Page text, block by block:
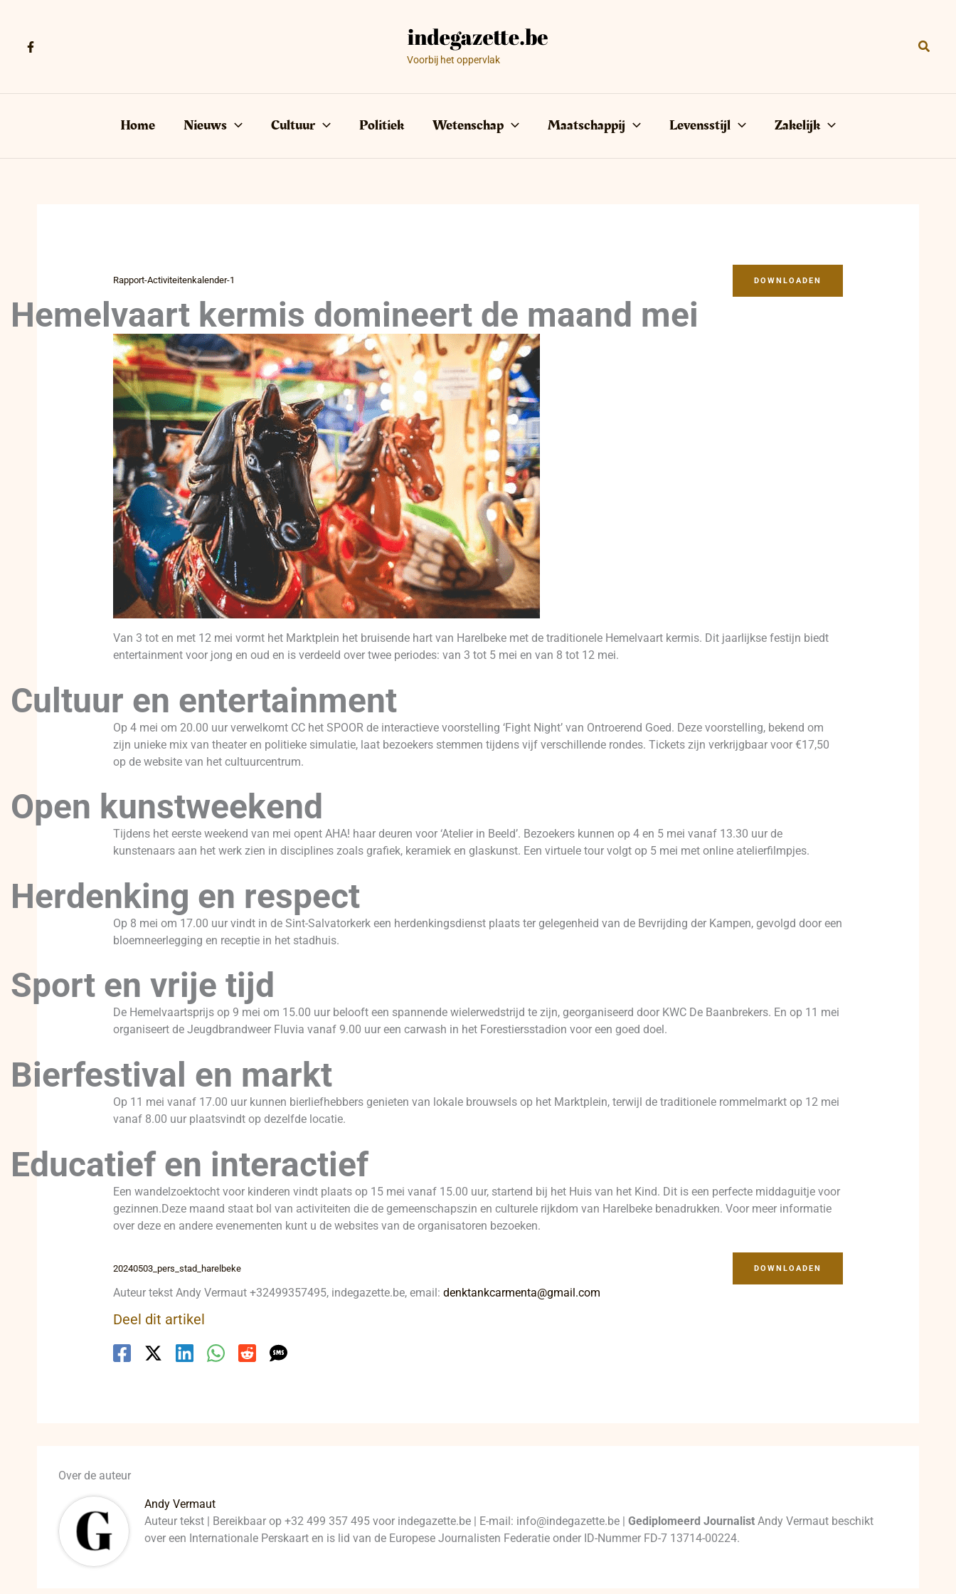
Voorbij het oppervlak
Home Nieuws Cultuur Politiek Wetenschap Maatschappij Levensstijl Zakelijk
Rapport-Activiteitenkalender-1 DOWNLOADEN
Hemelvaart kermis domineert de maand mei
Van 3 tot en met 12 mei vormt het Marktplein het bruisende hart van Harelbeke met de traditionele Hemelvaart kermis. Dit jaarlijkse festijn biedt
entertainment voor jong en oud en is verdeeld over twee periodes: van 3 tot 5 mei en van 8 tot 12 mei.
Cultuur en entertainment
Op 4 mei om 20.00 uur verwelkomt CC het SPOOR de interactieve voorstelling ‘Fight Night’ van Ontroerend Goed. Deze voorstelling, bekend om
zijn unieke mix van theater en politieke simulatie, laat bezoekers stemmen tijdens vijf verschillende rondes. Tickets zijn verkrijgbaar voor €17,50
op de website van het cultuurcentrum.
Open kunstweekend
Tijdens het eerste weekend van mei opent AHA! haar deuren voor ‘Atelier in Beeld’. Bezoekers kunnen op 4 en 5 mei vanaf 13.30 uur de
kunstenaars aan het werk zien in disciplines zoals grafiek, keramiek en glaskunst. Een virtuele tour volgt op 5 mei met online atelierfilmpjes.
Herdenking en respect
Op 8 mei om 17.00 uur vindt in de Sint-Salvatorkerk een herdenkingsdienst plaats ter gelegenheid van de Bevrijding der Kampen, gevolgd door een
bloemneerlegging en receptie in het stadhuis.
Sport en vrije tijd
De Hemelvaartsprijs op 9 mei om 15.00 uur belooft een spannende wielerwedstrijd te zijn, georganiseerd door KWC De Baanbrekers. En op 11 mei
organiseert de Jeugdbrandweer Fluvia vanaf 9.00 uur een carwash in het Forestiersstadion voor een goed doel.
Bierfestival en markt
Op 11 mei vanaf 17.00 uur kunnen bierliefhebbers genieten van lokale brouwsels op het Marktplein, terwijl de traditionele rommelmarkt op 12 mei
vanaf 8.00 uur plaatsvindt op dezelfde locatie.
Educatief en interactief
Een wandelzoektocht voor kinderen vindt plaats op 15 mei vanaf 15.00 uur, startend bij het Huis van het Kind. Dit is een perfecte middaguitje voor
gezinnen.Deze maand staat bol van activiteiten die de gemeenschapszin en culturele rijkdom van Harelbeke benadrukken. Voor meer informatie
over deze en andere evenementen kunt u de websites van de organisatoren bezoeken.
20240503_pers_stad_harelbeke DOWNLOADEN
Auteur tekst Andy Vermaut +32499357495, indegazette.be, email: denktankcarmenta@gmail.com
Deel dit artikel
Over de auteur
Andy Vermaut
Auteur tekst | Bereikbaar op +32 499 357 495 voor indegazette.be | E-mail: info@indegazette.be |Gediplomeerd Journalist Andy Vermaut beschikt
over een Internationale Perskaart en is lid van de Europese Journalisten Federatie onder ID-Nummer FD-7 13714-00224.